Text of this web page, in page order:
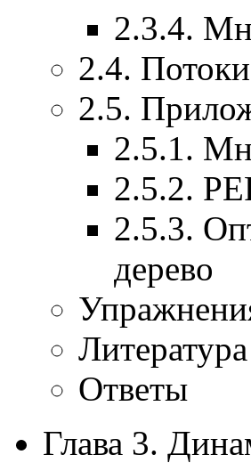
2.3.4.
2.4.
2.5.
2.5.1.
2.5.2.
2.5.3.
дерево
Литература
Ответы
Глава 3.